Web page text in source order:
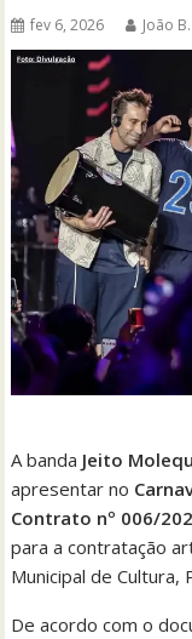
fev 6, 2026 João
A banda Jeito
apresentar no
Contrato nº 006/
para a contratação
Municipal de
De acordo com o